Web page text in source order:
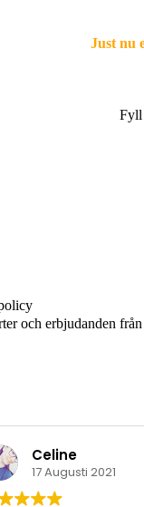
Just nu
Fyll
och erbjudanden
Celine
17 Augusti 2021